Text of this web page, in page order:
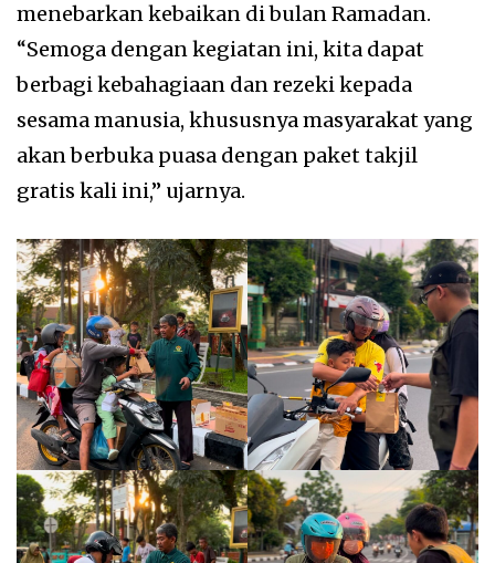
menebarkan kebaikan di bulan Ramadan.
“Semoga dengan kegiatan ini, kita dapat
berbagi kebahagiaan dan rezeki kepada
sesama manusia, khususnya masyarakat yang
akan berbuka puasa dengan paket takjil
gratis kali ini,” ujarnya.